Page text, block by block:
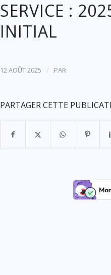
SERVICE :
INITIAL
12 AOÛT 2025 / PAR
PARTAGER CETTE